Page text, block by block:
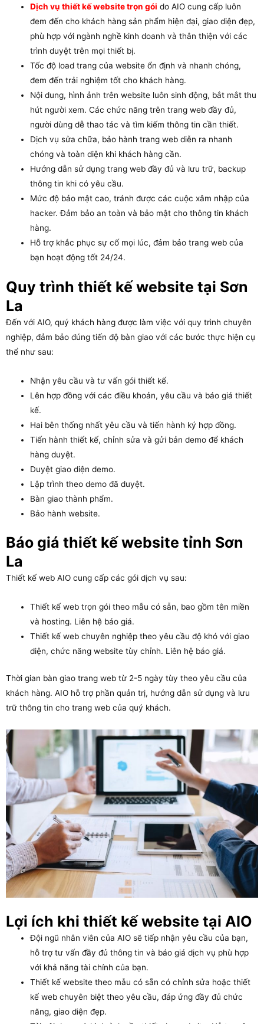
Dịch vụ thiết kế website trọn gói do AIO cung cấp luôn
đem đến cho khách hàng sản phẩm hiện đại, giao diện đẹp,
phù hợp với ngành nghề kinh doanh và thân thiện với các
trình duyệt trên mọi thiết bị.
Tốc độ load trang của website ổn định và nhanh chóng,
đem đến trải nghiệm tốt cho khách hàng.
Nội dung, hình ảnh trên website luôn sinh động, bắt mắt thu
hút người xem. Các chức năng trên trang web đầy đủ,
người dùng dễ thao tác và tìm kiếm thông tin cần thiết.
Dịch vụ sửa chữa, bảo hành trang web diễn ra nhanh
chóng và toàn diện khi khách hàng cần.
Hướng dẫn sử dụng trang web đầy đủ và lưu trữ, backup
thông tin khi có yêu cầu.
Mức độ bảo mật cao, tránh được các cuộc xâm nhập của
hacker. Đảm bảo an toàn và bảo mật cho thông tin khách
hàng.
Hỗ trợ khắc phục sự cố mọi lúc, đảm bảo trang web của
bạn hoạt động tốt 24/24.
Quy trình thiết kế website tại Sơn
La
Đến với AIO, quý khách hàng được làm việc với quy trình chuyên
nghiệp, đảm bảo đúng tiến độ bàn giao với các bước thực hiện cụ
thể như sau:
Nhận yêu cầu và tư vấn gói thiết kế.
Lên hợp đồng với các điều khoản, yêu cầu và báo giá thiết
kế.
Hai bên thống nhất yêu cầu và tiến hành ký hợp đồng.
Tiến hành thiết kế, chỉnh sửa và gửi bản demo để khách
hàng duyệt.
Duyệt giao diện demo.
Lập trình theo demo đã duyệt.
Bàn giao thành phẩm.
Bảo hành website.
Báo giá thiết kế website tỉnh Sơn
La
Thiết kế web AIO cung cấp các gói dịch vụ sau:
Thiết kế web trọn gói theo mẫu có sẵn, bao gồm tên miền
và hosting. Liên hệ báo giá.
Thiết kế web chuyên nghiệp theo yêu cầu độ khó với giao
diện, chức năng website tùy chỉnh. Liên hệ báo giá.
Thời gian bàn giao trang web từ 2-5 ngày tùy theo yêu cầu của
khách hàng. AIO hỗ trợ phần quản trị, hướng dẫn sử dụng và lưu
trữ thông tin cho trang web của quý khách.
Lợi ích khi thiết kế website tại AIO
Đội ngũ nhân viên của AIO sẽ tiếp nhận yêu cầu của bạn,
hỗ trợ tư vấn đầy đủ thông tin và báo giá dịch vụ phù hợp
với khả năng tài chính của bạn.
Thiết kế website theo mẫu có sẵn có chỉnh sửa hoặc thiết
kế web chuyên biệt theo yêu cầu, đáp ứng đầy đủ chức
năng, giao diện đẹp.